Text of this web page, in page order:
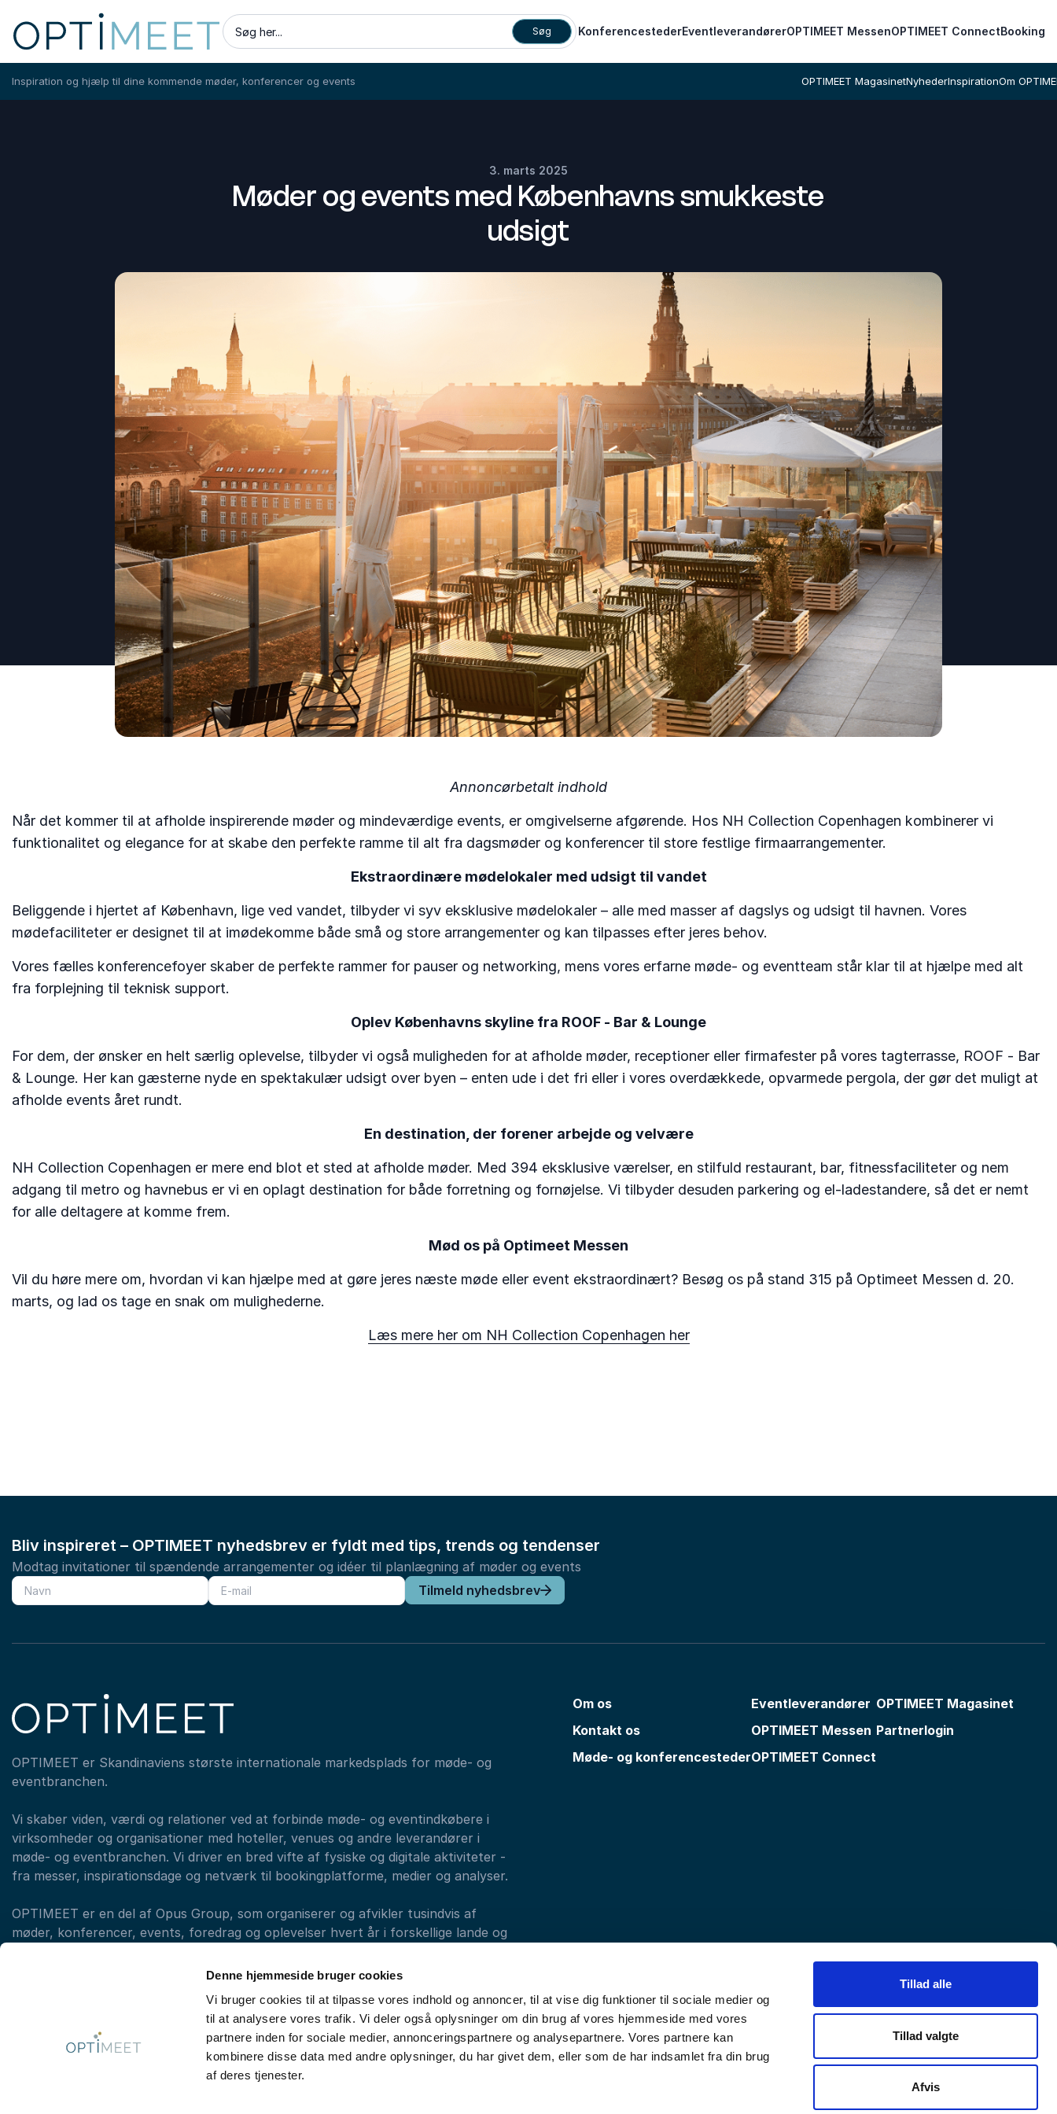
Denne hjemmeside bruger cookies
Vi bruger cookies til at tilpasse vores indhold og annoncer, til at vise dig funktioner til sociale medier og
til at analysere vores trafik. Vi deler også oplysninger om din brug af vores hjemmeside med vores
partnere inden for sociale medier, annonceringspartnere og analysepartnere. Vores partnere kan
kombinere disse data med andre oplysninger, du har givet dem, eller som de har indsamlet fra din brug
af deres tjenester.
Tillad alle
Tillad valgte
Afvis
Søg her... Søg KonferencestederEventleverandørerOPTIMEET MessenOPTIMEET ConnectBooking
Inspiration og hjælp til dine kommende møder, konferencer og events OPTIMEET MagasinetNyhederInspirationOm
3. marts 2025
Møder og events med Københavns smukkeste
udsigt
Annoncørbetalt indhold
Når det kommer til at afholde inspirerende møder og mindeværdige events, er omgivelserne afgørende. Hos NH Collection Copenhagen kombinerer vi
funktionalitet og elegance for at skabe den perfekte ramme til alt fra dagsmøder og konferencer til store festlige firmaarrangementer.
Ekstraordinære mødelokaler med udsigt til vandet
Beliggende i hjertet af København, lige ved vandet, tilbyder vi syv eksklusive mødelokaler – alle med masser af dagslys og udsigt til havnen. Vores
mødefaciliteter er designet til at imødekomme både små og store arrangementer og kan tilpasses efter jeres behov.
Vores fælles konferencefoyer skaber de perfekte rammer for pauser og networking, mens vores erfarne møde- og eventteam står klar til at hjælpe med alt
fra forplejning til teknisk support.
Oplev Københavns skyline fra ROOF - Bar & Lounge
For dem, der ønsker en helt særlig oplevelse, tilbyder vi også muligheden for at afholde møder, receptioner eller firmafester på vores tagterrasse, ROOF - Bar
& Lounge. Her kan gæsterne nyde en spektakulær udsigt over byen – enten ude i det fri eller i vores overdækkede, opvarmede pergola, der gør det muligt at
afholde events året rundt.
En destination, der forener arbejde og velvære
NH Collection Copenhagen er mere end blot et sted at afholde møder. Med 394 eksklusive værelser, en stilfuld restaurant, bar, fitnessfaciliteter og nem
adgang til metro og havnebus er vi en oplagt destination for både forretning og fornøjelse. Vi tilbyder desuden parkering og el-ladestandere, så det er nemt
for alle deltagere at komme frem.
Mød os på Optimeet Messen
Vil du høre mere om, hvordan vi kan hjælpe med at gøre jeres næste møde eller event ekstraordinært? Besøg os på stand 315 på Optimeet Messen d. 20.
marts, og lad os tage en snak om mulighederne.
Læs mere her om NH Collection Copenhagen her
Bliv inspireret – OPTIMEET nyhedsbrev er fyldt med tips, trends og tendenser
Modtag invitationer til spændende arrangementer og idéer til planlægning af møder og events
Tilmeld nyhedsbrev
OPTIMEET er Skandinaviens største internationale markedsplads for møde- og
eventbranchen.
Vi skaber viden, værdi og relationer ved at forbinde møde- og eventindkøbere i
virksomheder og organisationer med hoteller, venues og andre leverandører i
møde- og eventbranchen. Vi driver en bred vifte af fysiske og digitale aktiviteter -
fra messer, inspirationsdage og netværk til bookingplatforme, medier og analyser.
OPTIMEET er en del af Opus Group, som organiserer og afvikler tusindvis af
møder, konferencer, events, foredrag og oplevelser hvert år i forskellige lande og
Kontakt booking: +45 33 97 43 43
Om os
Kontakt os
Møde- og konferencesteder
Eventleverandører
OPTIMEET Messen
OPTIMEET Connect
OPTIMEET Magasinet
Partnerlogin